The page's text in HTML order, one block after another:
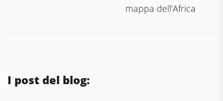
mappa dell’Africa
I post del blog: